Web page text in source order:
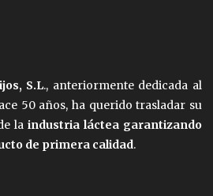
S.L., anteriormente dedicada al
50 años, ha querido trasladar su
la industria láctea garantizando
de primera calidad.